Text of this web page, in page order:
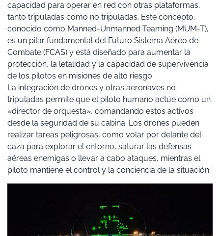
capacidad para operar en red con otras plataformas,
tanto tripuladas como no tripuladas. Este concepto,
conocido como Manned-Unmanned Teaming (MUM-T),
es un pilar fundamental del Futuro Sistema Aéreo de
Combate (FCAS) y está diseñado para aumentar la
protección, la letalidad y la capacidad de supervivencia
de los pilotos en misiones de alto riesgo.
La integración de drones y otras aeronaves no
tripuladas permite que el piloto humano actúe como un
«director de orquesta», comandando estos activos
desde la seguridad de su cabina. Los drones pueden
realizar tareas peligrosas, como volar por delante del
caza para explorar el entorno, saturar las defensas
aéreas enemigas o llevar a cabo ataques, mientras el
piloto mantiene el control y la conciencia de la situación.